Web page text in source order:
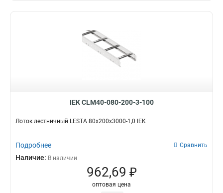
IEK CLM40-080-200-3-100
Лоток лестничный LESTA 80х200х3000-1,0 IEK
Подробнее Сравнить
Наличие: В наличии
962,69 ₽
оптовая цена